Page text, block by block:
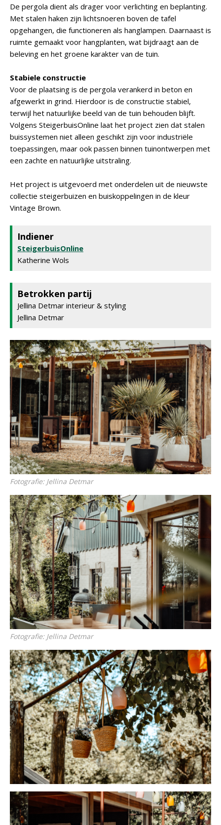
De pergola dient als drager voor verlichting en beplanting.
Met stalen haken zijn lichtsnoeren boven de tafel
opgehangen, die functioneren als hanglampen. Daarnaast is
ruimte gemaakt voor hangplanten, wat bijdraagt aan de
beleving en het groene karakter van de tuin.
Stabiele constructie
Voor de plaatsing is de pergola verankerd in beton en
afgewerkt in grind. Hierdoor is de constructie stabiel,
terwijl het natuurlijke beeld van de tuin behouden blijft.
Volgens SteigerbuisOnline laat het project zien dat stalen
buissystemen niet alleen geschikt zijn voor industriële
toepassingen, maar ook passen binnen tuinontwerpen met
een zachte en natuurlijke uitstraling.
Het project is uitgevoerd met onderdelen uit de nieuwste
collectie steigerbuizen en buiskoppelingen in de kleur
Vintage Brown.
Indiener
SteigerbuisOnline
Katherine Wols
Betrokken partij
Jellina Detmar interieur & styling
Jellina Detmar
Fotografie: Jellina Detmar
Fotografie: Jellina Detmar